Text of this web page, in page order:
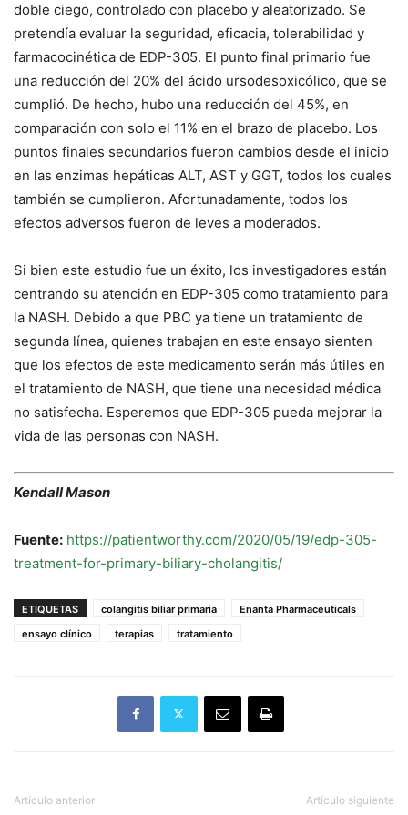
doble ciego, controlado con placebo y aleatorizado. Se
pretendía evaluar la seguridad, eficacia, tolerabilidad y
farmacocinética de EDP-305. El punto final primario fue
una reducción del 20% del ácido ursodesoxicólico, que se
cumplió. De hecho, hubo una reducción del 45%, en
comparación con solo el 11% en el brazo de placebo. Los
puntos finales secundarios fueron cambios desde el inicio
en las enzimas hepáticas ALT, AST y GGT, todos los cuales
también se cumplieron. Afortunadamente, todos los
efectos adversos fueron de leves a moderados.
Si bien este estudio fue un éxito, los investigadores están
centrando su atención en EDP-305 como tratamiento para
la NASH. Debido a que PBC ya tiene un tratamiento de
segunda línea, quienes trabajan en este ensayo sienten
que los efectos de este medicamento serán más útiles en
el tratamiento de NASH, que tiene una necesidad médica
no satisfecha. Esperemos que EDP-305 pueda mejorar la
vida de las personas con NASH.
Kendall Mason
Fuente: https://patientworthy.com/2020/05/19/edp-305-
treatment-for-primary-biliary-cholangitis/
ETIQUETAS colangitis biliar primaria
Enanta Pharmaceuticals
ensayo clínico
terapias tratamiento
Artículo anterior Artículo siguiente